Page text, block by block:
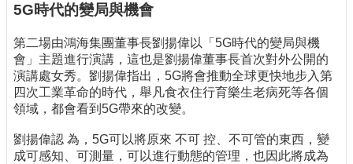
5G時代的變局與機會
第二場由鴻海集團董事長劉揚偉以「5G時代的變局與機
會」主題進行演講，這也是劉揚偉董事長首次對外公開的
演講處女秀。劉揚偉指出，5G將會推動全球更快地步入第
四次工業革命的時代，舉凡食衣住行育樂生老病死等各個
領域，都會看到5G帶來的改變。
劉揚偉認 為，5G可以將原來 不可 控、不可管的東西，變
成可感知、可測量，可以進行動態的管理，也因此將成為